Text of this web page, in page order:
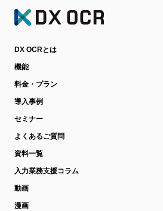
DX OCRとは
機能
料金・プラン
導入事例
セミナー
よくあるご質問
資料一覧
入力業務支援コラム
動画
漫画